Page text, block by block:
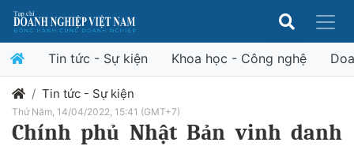
Tin tức - Sự kiện Khoa học - Công nghệ
Tin tức - Sự kiện
Thứ Năm, 14/04/2022, 15:41 (GMT+7)
Chính phủ Nhật Bản vinh danh